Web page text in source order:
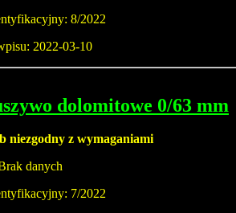
8/2022
2022-03-10
dolomitowe 0/63 mm
niezgodny z wymaganiami
danych
7/2022